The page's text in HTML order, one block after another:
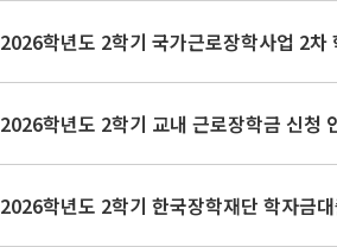
2026학년도 2학기 국가근로장학사업 2차
2026학년도 2학기 교내 근로장학금 신청
2026학년도 2학기 한국장학재단 학자금